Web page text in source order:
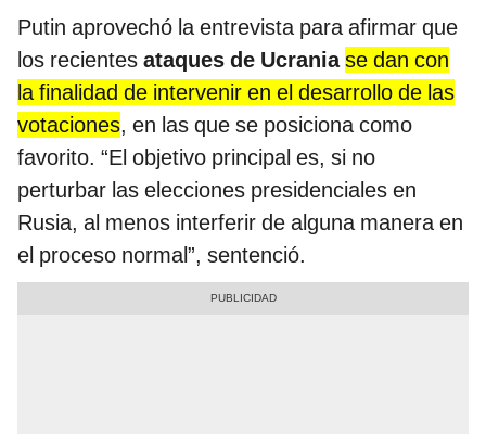
Putin aprovechó la entrevista para afirmar que
los recientes ataques de Ucrania se dan con
la finalidad de intervenir en el desarrollo de las
votaciones, en las que se posiciona como
favorito. “El objetivo principal es, si no
perturbar las elecciones presidenciales en
Rusia, al menos interferir de alguna manera en
el proceso normal”, sentenció.